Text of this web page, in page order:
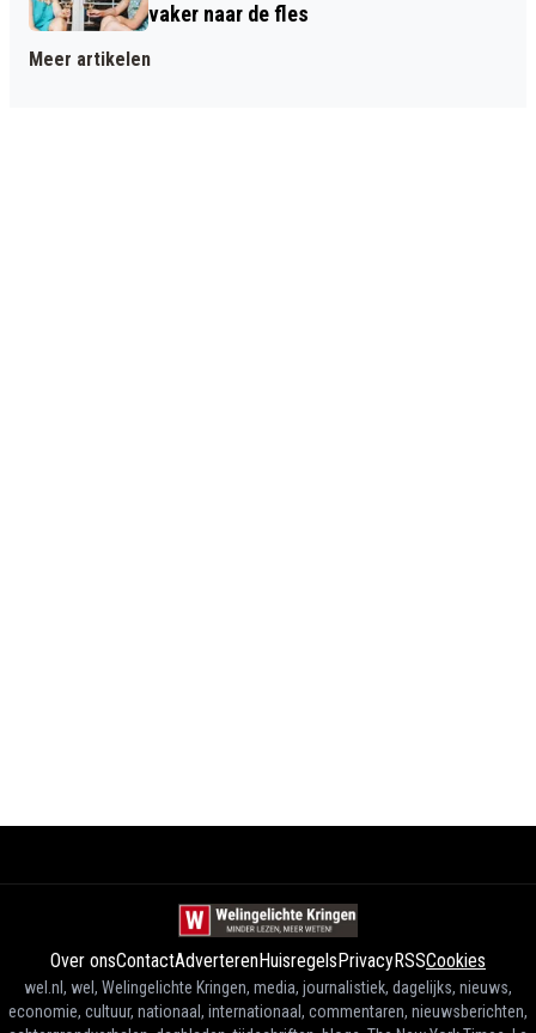
vaker naar de fles
Meer artikelen
Over onsContactAdverterenHuisregelsPrivacyRSSCookies
wel.nl, wel, Welingelichte Kringen, media, journalistiek, dagelijks, nieuws,
economie, cultuur, nationaal, internationaal, commentaren, nieuwsberichten,